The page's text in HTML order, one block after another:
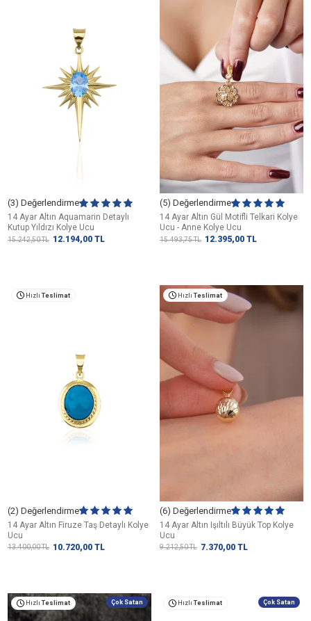
(3) Değerlendirme
14 Ayar Altın Aquamarin Detaylı
Kutup Yıldızı Kolye Ucu
15.242,50TL 12.194,00 TL
(5) Değerlendirme
14 Ayar Altın Gül Motifli Telkari Kolye
Ucu - Anne Kolye Ucu
15.493,75TL 12.395,00 TL
Hızlı Teslimat
(2) Değerlendirme
14 Ayar Altın Firuze Taş Detaylı Kolye
Ucu
13.400,00TL 10.720,00 TL
Hızlı Teslimat
(6) Değerlendirme
14 Ayar Altın Işıltılı Büyük Top Kolye
Ucu
9.212,50TL 7.370,00 TL
Hızlı Teslimat Çok Satan Hızlı Teslimat Çok Satan